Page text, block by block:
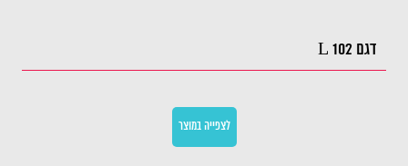
דגם L 102
לצפייה במוצר